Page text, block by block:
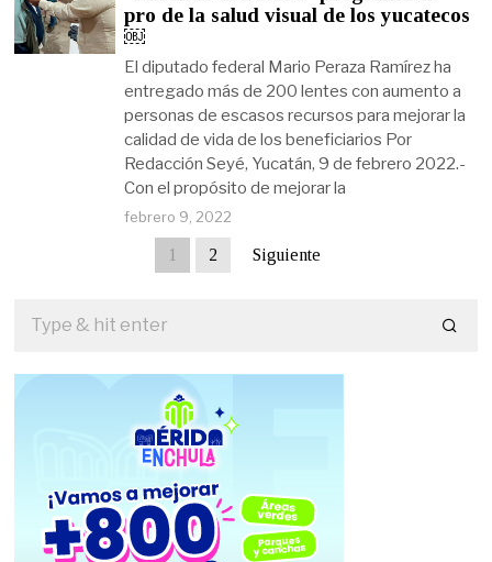
pro de la salud visual de los yucatecos
￼
El diputado federal Mario Peraza Ramírez ha
entregado más de 200 lentes con aumento a
personas de escasos recursos para mejorar la
calidad de vida de los beneficiarios Por
Redacción Seyé, Yucatán, 9 de febrero 2022.-
Con el propósito de mejorar la
febrero 9, 2022
1 2 Siguiente